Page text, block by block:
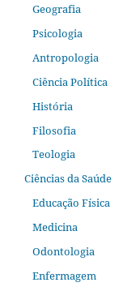
Geografia
Psicologia
Antropologia
Ciência Política
História
Filosofia
Teologia
Ciências da Saúde
Educação Física
Medicina
Odontologia
Enfermagem